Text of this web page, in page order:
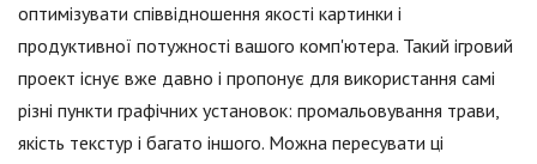
оптимізувати співвідношення якості картинки і
продуктивної потужності вашого комп'ютера. Такий ігровий
проект існує вже давно і пропонує для використання самі
різні пункти графічних установок: промальовування трави,
якість текстур і багато іншого. Можна пересувати ці